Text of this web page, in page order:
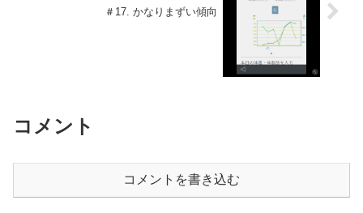
＃17. かなりまずい傾向
コメント
コメントを書き込む